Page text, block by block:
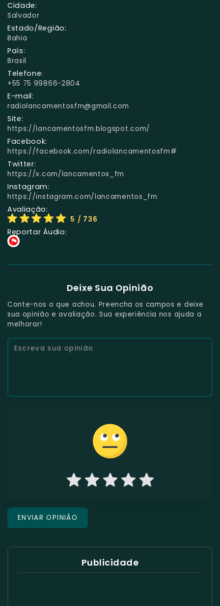
Cidade:
Salvador
Estado/Região:
Bahia
País:
Brasil
Telefone:
+55 75 99866-2804
E-mail:
radiolancamentosfm@gmail.com
Site:
https://lancamentosfm.blogspot.com/
Facebook:
https://facebook.com/radiolancamentosfm#
Twitter:
https://x.com/lancamentos_fm
Instagram:
https://instagram.com/lancamentos_fm
Avaliação:
5 / 736
Reportar Áudio:
Deixe Sua Opinião
Conte-nos o que achou. Preencha os campos e deixe
sua opinião e avaliação. Sua experiência nos ajuda a
melhorar!
Publicidade